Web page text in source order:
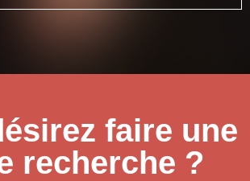
faire une
recherche ?